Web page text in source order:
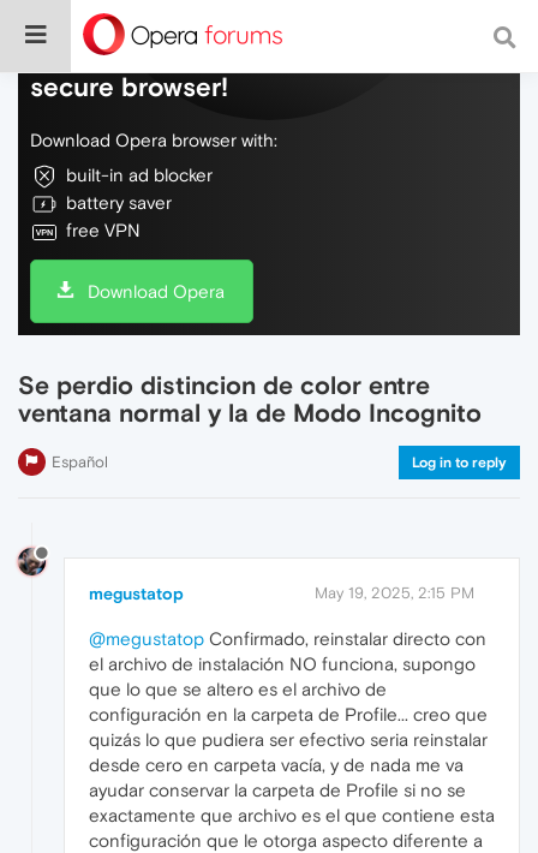
Do more on the web, with a fast and
secure browser!
Download Opera browser with:
built-in ad blocker
battery saver
free VPN
Download Opera
Se perdio distincion de color entre
ventana normal y la de Modo Incognito
Español Log in to reply
megustatop May 19, 2025, 2:15 PM
@megustatop Confirmado, reinstalar directo con
el archivo de instalación NO funciona, supongo
que lo que se altero es el archivo de
configuración en la carpeta de Profile... creo que
quizás lo que pudiera ser efectivo seria reinstalar
desde cero en carpeta vacía, y de nada me va
ayudar conservar la carpeta de Profile si no se
exactamente que archivo es el que contiene esta
configuración que le otorga aspecto diferente a